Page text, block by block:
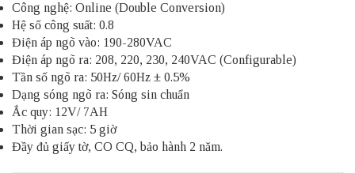
Công nghệ: Online (Double Conversion)
Hệ số công suất: 0.8
Điện áp ngõ vào: 190-280VAC
Điện áp ngõ ra: 208, 220, 230, 240VAC (Configurable)
Tần số ngõ ra: 50Hz/ 60Hz ± 0.5%
Dạng sóng ngõ ra: Sóng sin chuẩn
Ắc quy: 12V/ 7AH
Thời gian sạc: 5 giờ
Đầy đủ giấy tờ, CO CQ, bảo hành 2 năm.